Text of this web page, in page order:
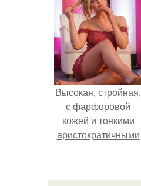
Высокая, стройная,
с фарфоровой
кожей и тонкими
аристократичными
сошла с полотна